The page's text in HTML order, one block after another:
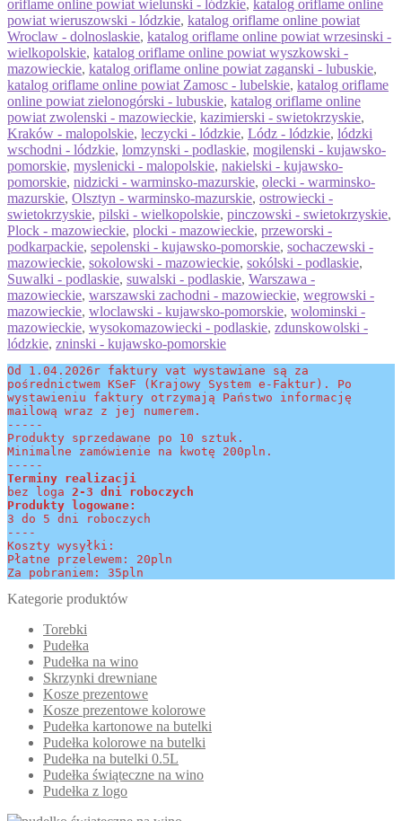
oriflame online powiat wielunski - lódzkie, katalog oriflame online
powiat wieruszowski - lódzkie, katalog oriflame online powiat
Wroclaw - dolnoslaskie, katalog oriflame online powiat wrzesinski -
wielkopolskie, katalog oriflame online powiat wyszkowski -
mazowieckie, katalog oriflame online powiat zaganski - lubuskie,
katalog oriflame online powiat Zamosc - lubelskie, katalog oriflame
online powiat zielonogórski - lubuskie, katalog oriflame online
powiat zwolenski - mazowieckie, kazimierski - swietokrzyskie,
Kraków - malopolskie, leczycki - lódzkie, Lódz - lódzkie, lódzki
wschodni - lódzkie, lomzynski - podlaskie, mogilenski - kujawsko-
pomorskie, myslenicki - malopolskie, nakielski - kujawsko-
pomorskie, nidzicki - warminsko-mazurskie, olecki - warminsko-
mazurskie, Olsztyn - warminsko-mazurskie, ostrowiecki -
swietokrzyskie, pilski - wielkopolskie, pinczowski - swietokrzyskie,
Plock - mazowieckie, plocki - mazowieckie, przeworski -
podkarpackie, sepolenski - kujawsko-pomorskie, sochaczewski -
mazowieckie, sokolowski - mazowieckie, sokólski - podlaskie,
Suwalki - podlaskie, suwalski - podlaskie, Warszawa -
mazowieckie, warszawski zachodni - mazowieckie, wegrowski -
mazowieckie, wloclawski - kujawsko-pomorskie, wolominski -
mazowieckie, wysokomazowiecki - podlaskie, zdunskowolski -
lódzkie, zninski - kujawsko-pomorskie
Od 1.04.2026r faktury vat wystawiane są za
pośrednictwem KSeF (Krajowy System e-Faktur). Po
wystawieniu faktury otrzymają Państwo informację
mailową wraz z jej numerem.
-----
Produkty sprzedawane po 10 sztuk.
Minimalne zamówienie na kwotę 200pln.
-----
Terminy realizacji
bez loga 2-3 dni roboczych
Produkty logowane:
3 do 5 dni roboczych
----
Koszty wysyłki:
Płatne przelewem: 20pln
Za pobraniem: 35pln
Kategorie produktów
Torebki
Pudełka
Pudełka na wino
Skrzynki drewniane
Kosze prezentowe
Kosze prezentowe kolorowe
Pudełka kartonowe na butelki
Pudełka kolorowe na butelki
Pudełka na butelki 0.5L
Pudełka świąteczne na wino
Pudełka z logo